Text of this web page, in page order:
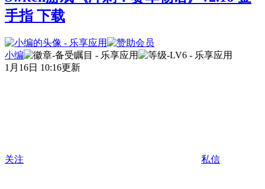
手指 下载
小编
1月16日 10:16更新
关注 私信